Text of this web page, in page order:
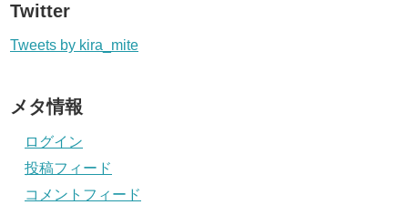
Twitter
Tweets by kira_mite
メタ情報
ログイン
投稿フィード
コメントフィード